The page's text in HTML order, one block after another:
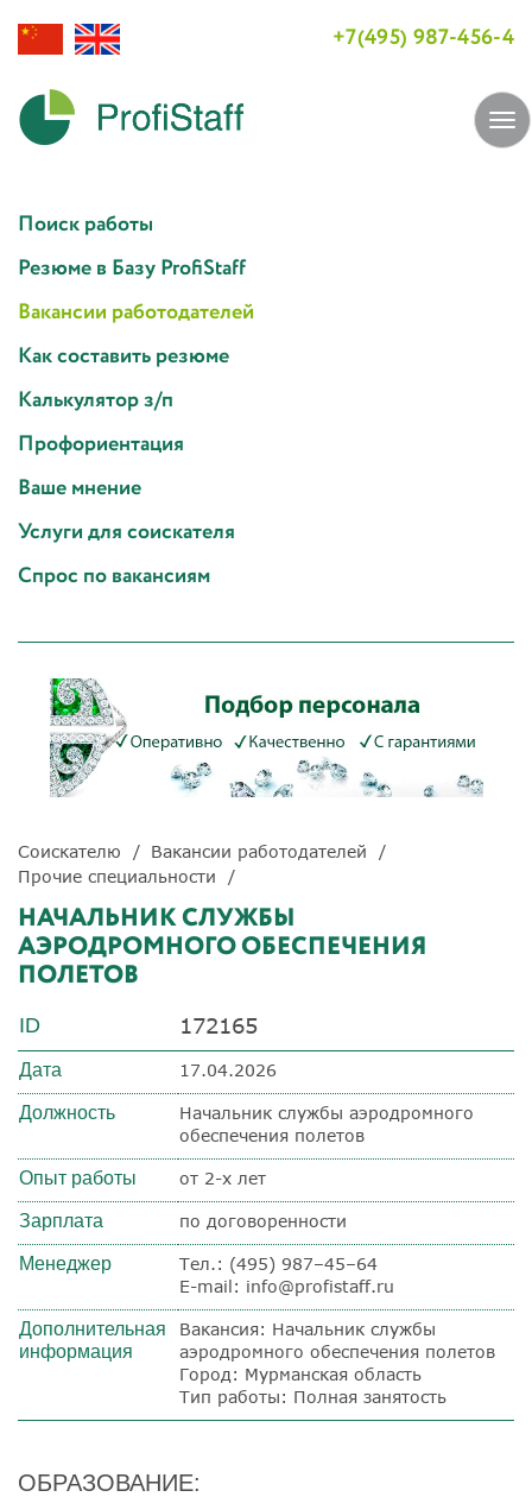
+7(495) 987-456-4
Поиск работы
Резюме в Базу ProfiStaff
Вакансии работодателей
Как составить резюме
Калькулятор з/п
Профориентация
Ваше мнение
Услуги для соискателя
Спрос по вакансиям
Соискателю
Вакансии работодателей
Прочие специальности
НАЧАЛЬНИК СЛУЖБЫ
АЭРОДРОМНОГО ОБЕСПЕЧЕНИЯ
ПОЛЕТОВ
ID 172165
Дата 17.04.2026
Должность
Начальник службы аэродромного
обеспечения полетов
Опыт работы от 2-х лет
Зарплата по договоренности
Менеджер
Тел.: (495) 987–45–64
E-mail: info@profistaff.ru
Дополнительная
информация
Вакансия: Начальник службы
аэродромного обеспечения полетов
Город: Мурманская область
Тип работы: Полная занятость
ОБРАЗОВАНИЕ: